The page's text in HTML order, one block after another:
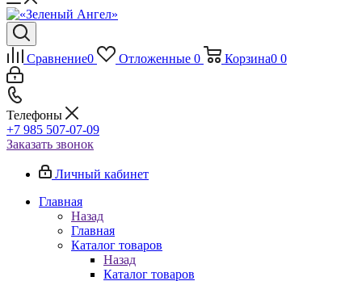
Сравнение0 Отложенные 0 Корзина0 0
Телефоны
+7 985 507-07-09
Заказать звонок
Личный кабинет
Главная
Назад
Главная
Каталог товаров
Назад
Каталог товаров